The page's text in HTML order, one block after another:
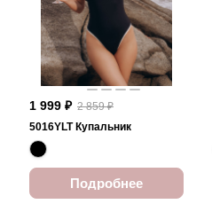
1 999 ₽ 2 859 ₽
5016YLT Купальник
Подробнее